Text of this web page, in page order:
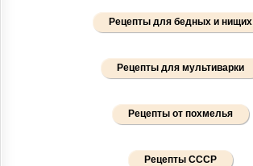
Рецепты для бедных и нищих
Рецепты для мультиварки
Рецепты от похмелья
Рецепты СССР